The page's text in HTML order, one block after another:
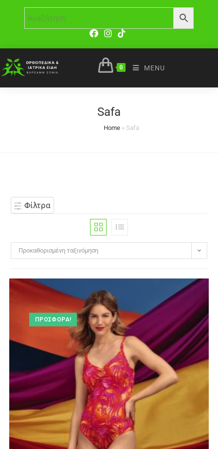
0 MENU
Safa
Home» Safa
Φίλτρα
Προκαθορισμένη ταξινόμηση
ΠΡΟΣΦΟΡΆ!